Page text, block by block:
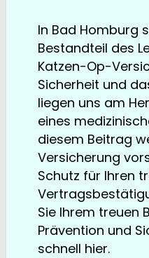
In Bad Homburg
Bestandteil des
Katzen-Op-
Sicherheit und
liegen uns am
eines
diesem Beitrag
Versicherung
Schutz für Ihren
Sie Ihrem treuen
Prävention und
schnell hier.
TESTSIEGER bereits